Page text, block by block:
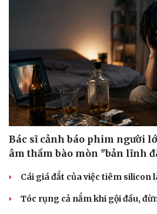
Bác sĩ cảnh báo phim người
âm thầm bào mòn "bản lĩnh
Cái giá đắt của việc tiêm silicon
Tóc rụng cả nắm khi gội đầu,